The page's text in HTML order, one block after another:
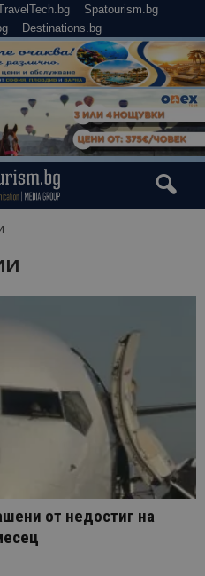
Spatourism.bg
Destinations.bg
от недостиг на